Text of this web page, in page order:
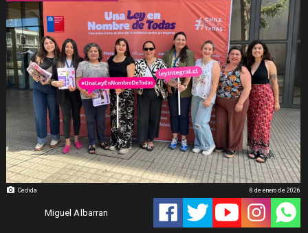
Cedida
Miguel Albarran
8 de enero de 2026